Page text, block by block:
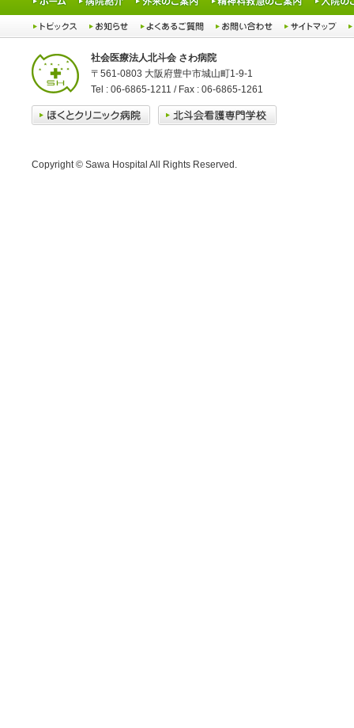
社会医療法人北斗会 さわ病院
〒561-0803 大阪府豊中市城山町1-9-1
Tel : 06-6865-1211 / Fax : 06-6865-1261
Copyright © Sawa Hospital All Rights Reserved.